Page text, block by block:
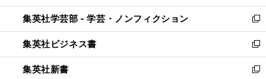
開
く
ウ
で
開
く
ン
ド
ウ
で
開
く
ウ
ィ
ン
ド
ウ
で
集英社学芸部 - 学芸・ノンフィクション
新
し
い
ウ
ィ
集英社ビジネス書
新
し
い
集英社新書
新